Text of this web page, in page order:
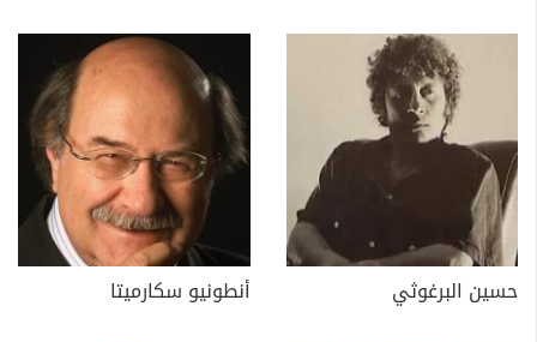
حسين البرغوثي أنطونيو سكارميتا